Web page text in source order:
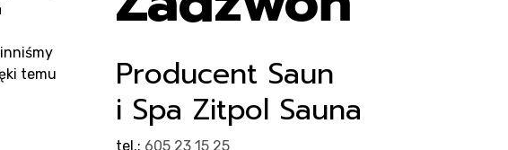
temu
Producent Saun
i Spa Zitpol Sauna
tel.: 605 23 15 25